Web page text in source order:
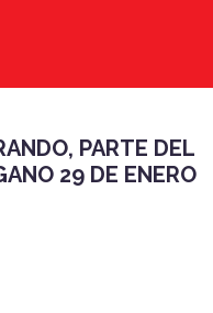
PARTE DEL
29 DE ENERO